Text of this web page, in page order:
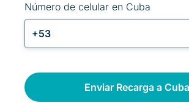
Número de celular en Cuba
+53
Enviar Recarga a Cuba